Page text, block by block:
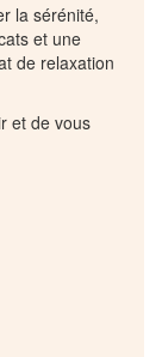
la sérénité,
et une
de relaxation
et de vous